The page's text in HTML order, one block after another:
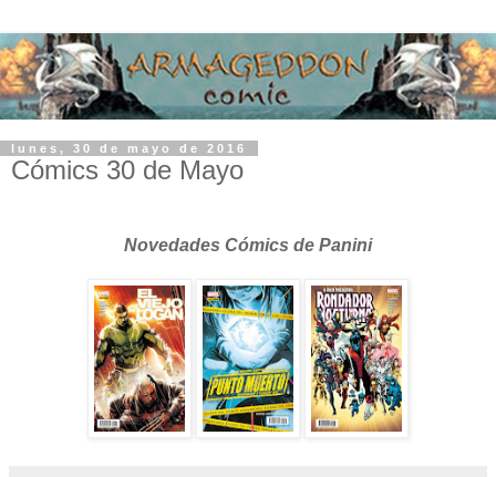
lunes, 30 de mayo de 2016
Cómics 30 de Mayo
Novedades Cómics de Panini